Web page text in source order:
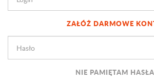
ZAŁÓŻ DARMOWE
NIE PAMIĘTAM HASŁA